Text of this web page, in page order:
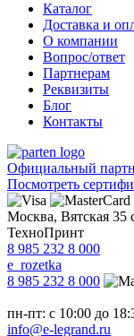
Каталог
Доставка и
О компании
Вопрос/ответ
Партнерам
Реквизиты
Блог
Контакты
Официальный
Посмотреть
Москва, Вятская 35
ТехноПринт
8 985 232 8 000
e_rozetka
8 985 232 8 000
пн-пт: с 10:00 до
info@e-legrand.ru